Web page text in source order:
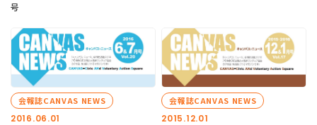
号
2016.06.01
会報誌CANVAS NEWS
2015.12.01
会報誌CANVAS NEWS